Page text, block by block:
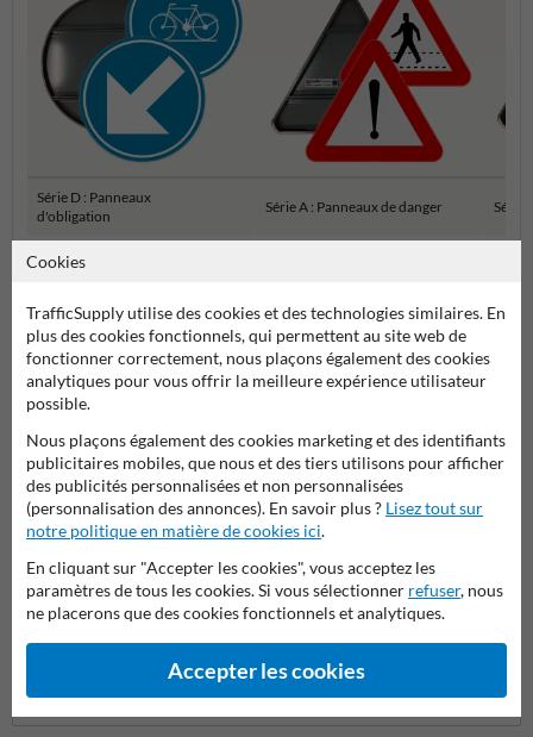
Série D : Panneaux
d'obligation
Série A : Panneaux de danger Série
Poser votre question à Panneausignalisation.be
Nom*
Cookies
TrafficSupply utilise des cookies et des technologies similaires. En
plus des cookies fonctionnels, qui permettent au site web de
fonctionner correctement, nous plaçons également des cookies
analytiques pour vous offrir la meilleure expérience utilisateur
possible.
Nous plaçons également des cookies marketing et des identifiants
publicitaires mobiles, que nous et des tiers utilisons pour afficher
des publicités personnalisées et non personnalisées
(personnalisation des annonces). En savoir plus ? Lisez tout sur
notre politique en matière de cookies ici.
En cliquant sur "Accepter les cookies", vous acceptez les
paramètres de tous les cookies. Si vous sélectionner refuser, nous
ne placerons que des cookies fonctionnels et analytiques.
Accepter les cookies